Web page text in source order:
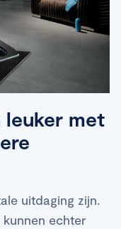
met
uitdaging zijn.
echter